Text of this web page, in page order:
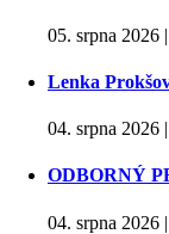
05. srpna 2026
Lenka
04. srpna 2026
ODBORNÝ
04. srpna 2026